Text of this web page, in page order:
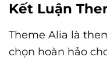
Kết Luận
Theme Alia là
chọn hoàn hảo